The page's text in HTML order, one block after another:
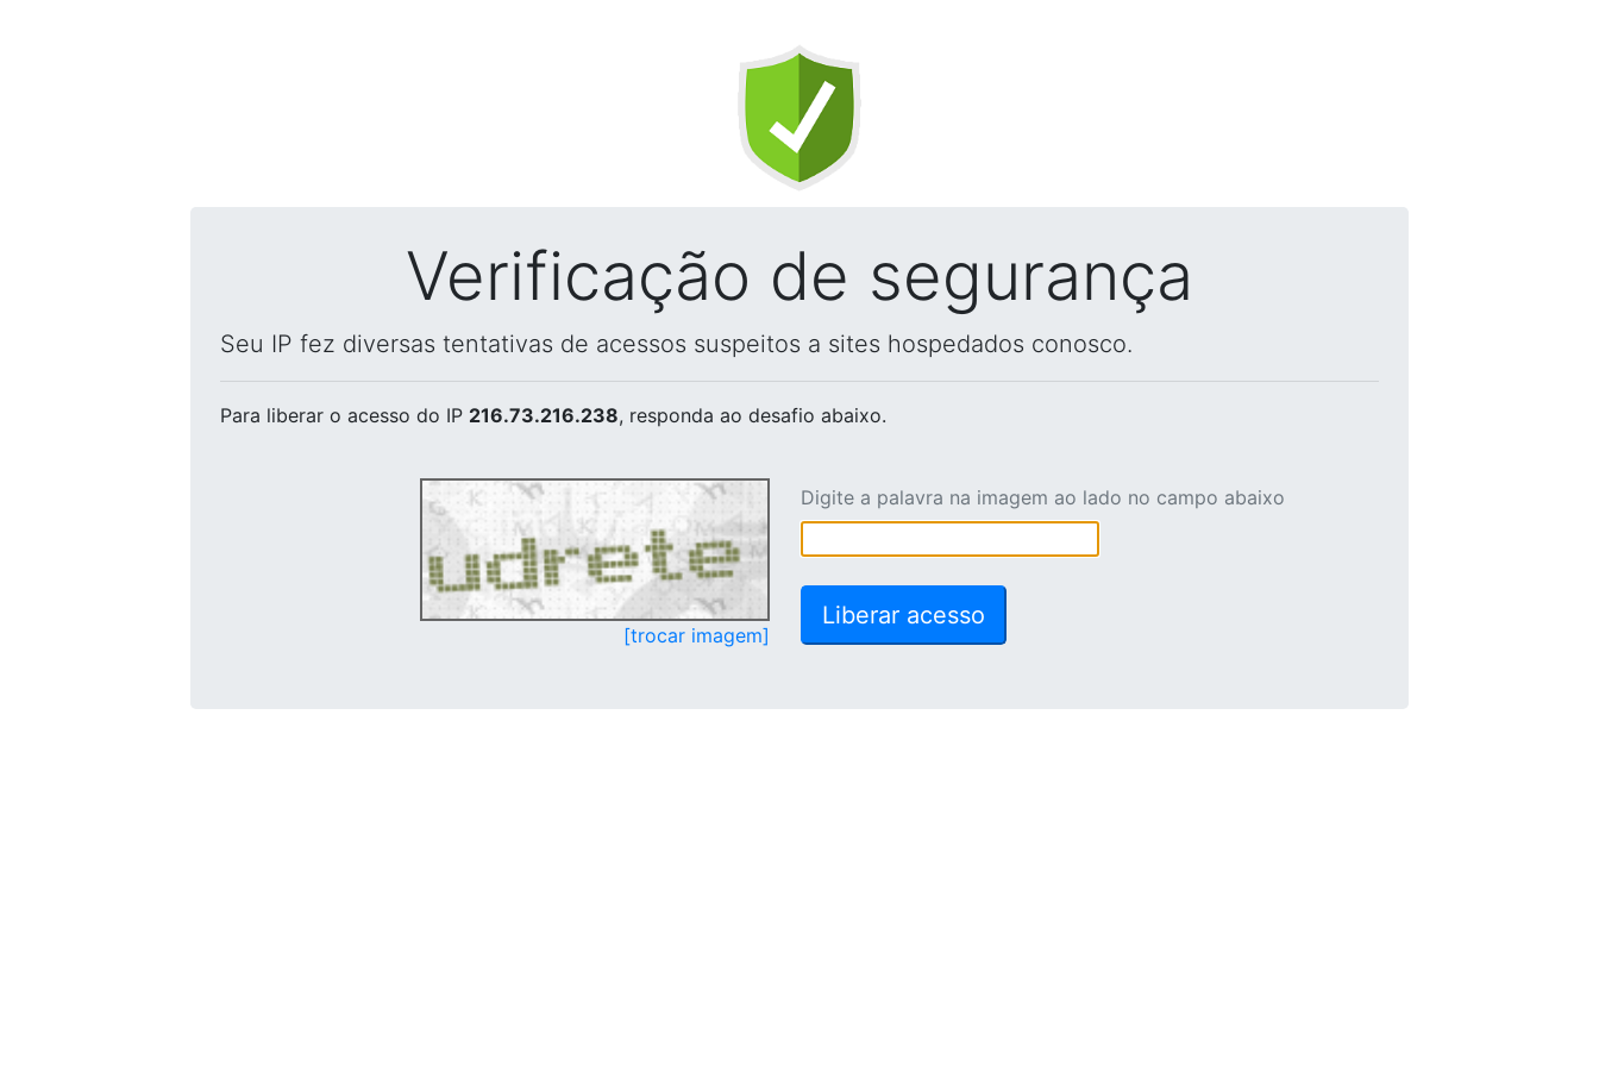
Verificação de segurança
Seu IP fez diversas tentativas de acessos suspeitos a sites hospedados conosco.
Para liberar o acesso do IP 216.73.216.238, responda ao desafio abaixo.
[trocar imagem]
Digite a palavra na imagem ao lado no campo abaixo